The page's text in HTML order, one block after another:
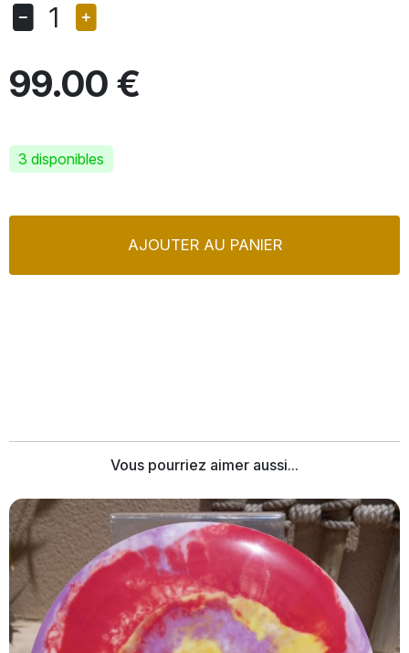
1
99.00 €
3 disponibles
AJOUTER AU PANIER
Vous pourriez aimer aussi...